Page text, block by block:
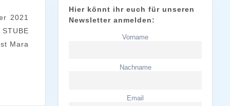
Mara
Hier könnt ihr euch für unseren
Newsletter anmelden:
Vorname
Nachname
Email